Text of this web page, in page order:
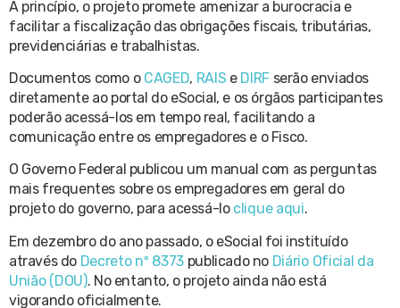
A princípio, o projeto promete amenizar a burocracia e
facilitar a fiscalização das obrigações fiscais, tributárias,
previdenciárias e trabalhistas.
Documentos como o CAGED, RAIS e DIRFserão enviados
diretamente ao portal do eSocial, e os órgãos participantes
poderão acessá-los em tempo real, facilitando a
comunicação entre os empregadores e o Fisco.
O Governo Federal publicou um manual com as perguntas
mais frequentes sobre os empregadores em geral do
projeto do governo, para acessá-lo clique aqui.
Em dezembro do ano passado, o eSocial foi instituído
através do Decreto nº 8373 publicado no Diário Oficial da
União (DOU). No entanto, o projeto ainda não está
vigorando oficialmente.